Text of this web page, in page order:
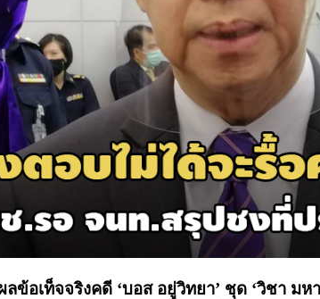
ลข้อเท็จจริงคดี ‘บอส อยู่วิทยา’ ชุด ‘วิชา ม